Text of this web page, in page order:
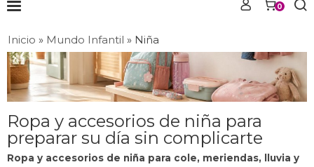
0
Inicio » Mundo Infantil » Niña
Ropa y accesorios de niña para
preparar su día sin complicarte
Ropa y accesorios de niña para cole, meriendas, lluvia y